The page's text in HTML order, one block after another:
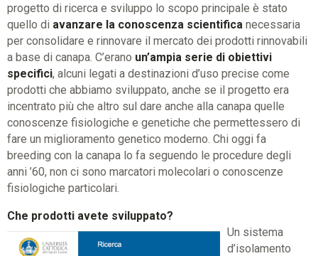
progetto di ricerca e sviluppo lo scopo principale è stato
quello di avanzare la conoscenza scientifica necessaria
per consolidare e rinnovare il mercato dei prodotti rinnovabili
a base di canapa. C’erano un’ampia serie di obiettivi
specifici, alcuni legati a destinazioni d’uso precise come
prodotti che abbiamo sviluppato, anche se il progetto era
incentrato più che altro sul dare anche alla canapa quelle
conoscenze fisiologiche e genetiche che permettessero di
fare un miglioramento genetico moderno. Chi oggi fa
breeding con la canapa lo fa seguendo le procedure degli
anni ’60, non ci sono marcatori molecolari o conoscenze
fisiologiche particolari.
Che prodotti avete sviluppato?
Un sistema
d’isolamento